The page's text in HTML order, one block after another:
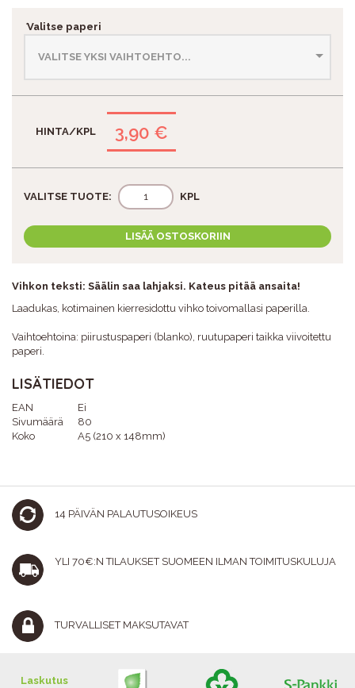
*Valitse paperi
3,90 €
VALITSE TUOTE: KPL
LISÄÄ OSTOSKORIIN
Vihkon teksti: Säälin saa lahjaksi. Kateus pitää ansaita!
Laadukas, kotimainen kierresidottu vihko toivomallasi paperilla.
Vaihtoehtoina: piirustuspaperi (blanko), ruutupaperi taikka viivoitettu
paperi.
LISÄTIEDOT
EAN
Ei
Sivumäärä
80
Koko
A5 (210 x 148mm)
14 PÄIVÄN PALAUTUSOIKEUS
YLI 70€:N TILAUKSET SUOMEEN ILMAN TOIMITUSKULUJA
TURVALLISET MAKSUTAVAT
Laskutus